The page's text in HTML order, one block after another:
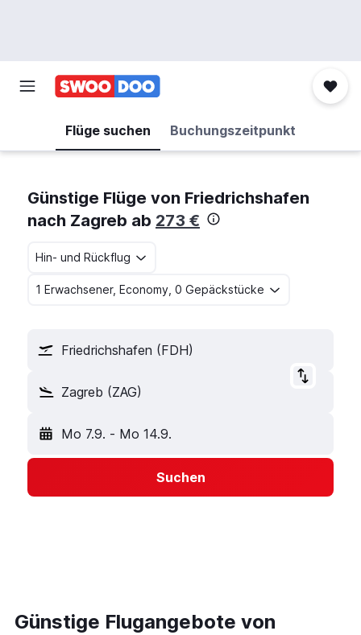
Flüge suchen Buchungszeitpunkt
Günstige Flüge von Friedrichshafen
nach Zagreb ab 273 €
Hin- und Rückflug
1 Erwachsener, Economy, 0 Gepäckstücke
Friedrichshafen (FDH)
Zagreb (ZAG)
Mo 7.9. - Mo 14.9.
Suchen
Günstige Flugangebote von